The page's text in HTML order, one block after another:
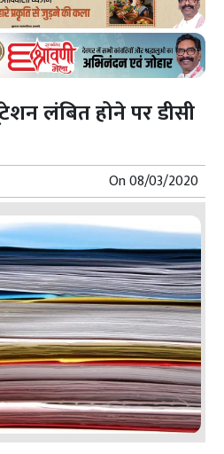
लंबित होने पर डीसी
On08/03/2020